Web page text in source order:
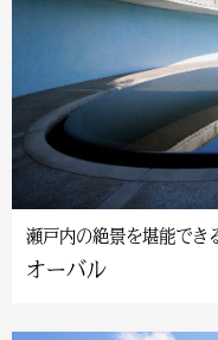
瀬戸内の絶景を堪能でき
オーバル